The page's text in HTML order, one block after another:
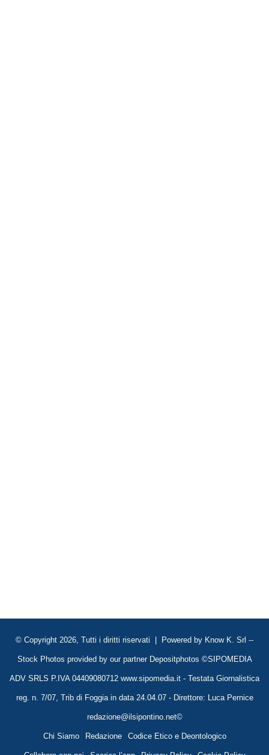
© Copyright 2026, Tutti i diritti riservati | Powered by Know K. Srl --
Stock Photos provided by our partner Depositphotos ©SIPOMEDIA
ADV SRLS P.IVA 04409080712 www.sipomedia.it - Testata Giornalistica
reg. n. 7/07, Trib di Foggia in data 24.04.07 - Direttore: Luca Pernice
redazione@ilsipontino.net©
Chi Siamo Redazione Codice Etico e Deontologico